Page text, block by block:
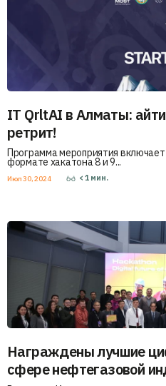
IT QrltAI в Алматы:
ретрит!
Программа мероприятия
формате хакатона 8 и 9...
Июл 30, 2024 < 1 мин.
Награждены лучшие
сфере нефтегазовой